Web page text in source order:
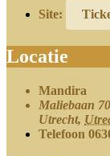
Site:
Locatie
Mandira
Maliebaan
Utrecht,
Telefoon